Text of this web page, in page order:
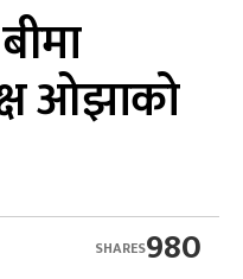
ओझाको
980
SHARES